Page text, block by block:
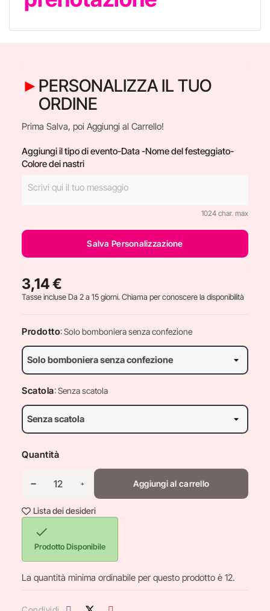
PERSONALIZZA IL TUO
ORDINE
Prima Salva, poi Aggiungi al Carrello!
Aggiungi il tipo di evento-Data -Nome del festeggiato-
Colore dei nastri
1024 char. max
Salva Personalizzazione
3,14 €
Tasse incluseDa 2 a 15 giorni. Chiama per conoscere la disponibilità
Prodotto: Solo bomboniera senza confezione
Scatola: Senza scatola
Quantità
Aggiungi al carrello
Lista dei desideri

Prodotto Disponibile
La quantità minima ordinabile per questo prodotto è 12.